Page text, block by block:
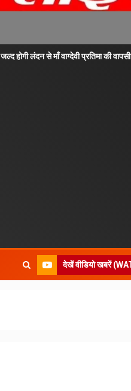
जल्द होगी लंदन से माँ वाग्देवी प्रतिमा की वापसी
देखें वीडियो खबरें